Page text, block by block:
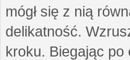
mógł się z nią
delikatność.
kroku. Biegając po